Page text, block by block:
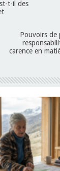
t-il des
Pouvoirs de
carence en